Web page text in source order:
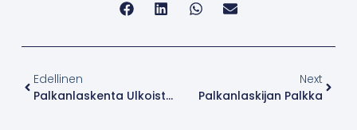
Edellinen
Palkanlaskenta Ulkoistaminen
Next
Palkanlaskijan Palkka